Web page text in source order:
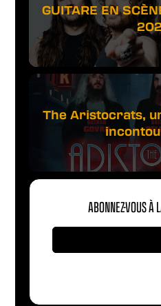
GUITARE EN
The Aristocrats,
ABONNEZ-VOUS À